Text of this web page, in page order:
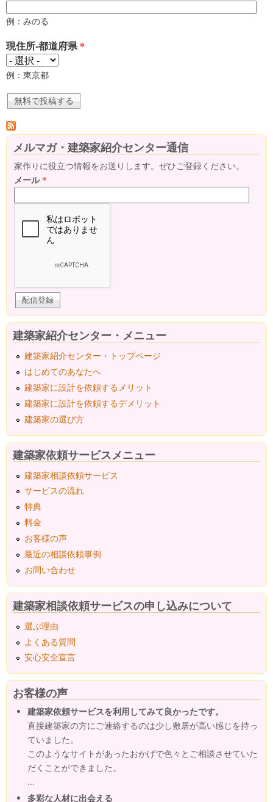
例：みのる
現住所-都道府県*
例：東京都
メルマガ・建築家紹介センター通信
家作りに役立つ情報をお送りします。ぜひご登録ください。
メール*
建築家紹介センター・メニュー
建築家紹介センター・トップページ
はじめてのあなたへ
建築家に設計を依頼するメリット
建築家に設計を依頼するデメリット
建築家の選び方
建築家依頼サービスメニュー
建築家相談依頼サービス
サービスの流れ
特典
料金
お客様の声
最近の相談依頼事例
お問い合わせ
建築家相談依頼サービスの申し込みについて
選ぶ理由
よくある質問
安心安全宣言
お客様の声
建築家依頼サービスを利用してみて良かったです。
直接建築家の方にご連絡するのは少し敷居が高い感じを持っ
ていました。
このようなサイトがあったおかげで色々とご相談させていた
だくことができました。
...
多彩な人材に出会える